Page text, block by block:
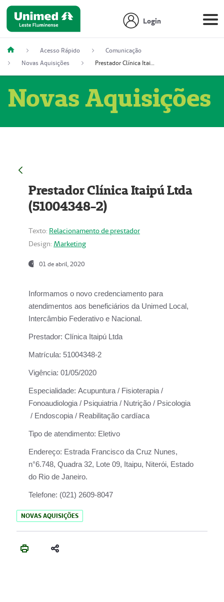
Login
Acesso Rápido
Comunicação
Novas Aquisições
Prestador Clínica Itaipú Ltda (51004348-2)
Novas Aquisições
Prestador Clínica Itaipú Ltda
(51004348-2)
Texto: Relacionamento de prestador
Design: Marketing
01 de abril, 2020
Informamos o novo credenciamento para
atendimentos aos beneficiários da Unimed Local,
Intercâmbio Federativo e Nacional.
Prestador: Clínica Itaipú Ltda
Matrícula: 51004348-2
Vigência: 01/05/2020
Especialidade: Acupuntura / Fisioterapia /
Fonoaudiologia / Psiquiatria / Nutrição / Psicologia
/ Endoscopia / Reabilitação cardíaca
Tipo de atendimento: Eletivo
Endereço: Estrada Francisco da Cruz Nunes,
n°6.748, Quadra 32, Lote 09, Itaipu, Niterói, Estado
do Rio de Janeiro.
Telefone: (021) 2609-8047
NOVAS AQUISIÇÕES